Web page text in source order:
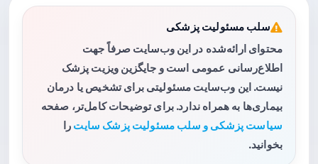
سلب مسئولیت پزشکی
محتوای ارائه‌شده در این وب‌سایت صرفاً جهت
اطلاع‌رسانی عمومی است و جایگزین ویزیت پزشک
نیست. این وب‌سایت مسئولیتی برای تشخیص یا درمان
بیماری‌ها به همراه ندارد. برای توضیحات کامل‌تر، صفحه
سیاست پزشکی و سلب مسئولیت پزشک سایت را
بخوانید.